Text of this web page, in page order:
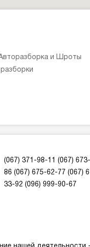
и Шроты
(067) 371-98-11 (067)
86 (067) 675-62-77 (067)
33-92 (096) 999-90-67